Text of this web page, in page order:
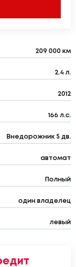
209 000 км
2.4 л.
2012
166 л.с.
Внедорожник 5 дв.
автомат
Полный
один владелец
левый